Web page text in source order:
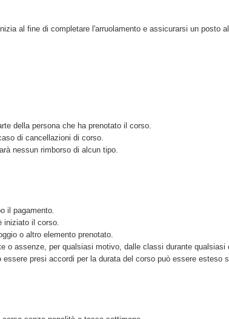
al fine di completare l'arruolamento e assicurarsi un posto
della persona che ha prenotato il corso.
di cancellazioni di corso.
nessun rimborso di alcun tipo.
il pagamento.
iniziato il corso.
o altro elemento prenotato.
assenze, per qualsiasi motivo, dalle classi durante qualsiasi
presi accordi per la durata del corso può essere esteso